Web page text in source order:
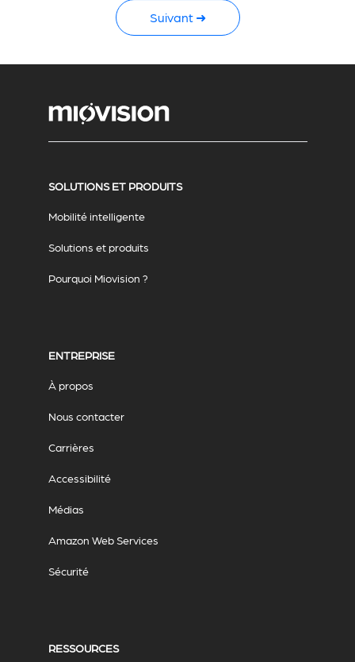
Suivant ➜
SOLUTIONS ET PRODUITS
Mobilité intelligente
Solutions et produits
Pourquoi Miovision ?
ENTREPRISE
À propos
Nous contacter
Carrières
Accessibilité
Médias
Amazon Web Services
Sécurité
RESSOURCES